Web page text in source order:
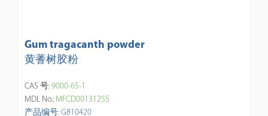
Gum tragacanth powder
黄蓍树胶粉
CAS 号:9000-65-1
MDL No.: MFCD00131255
产品编号: G810420